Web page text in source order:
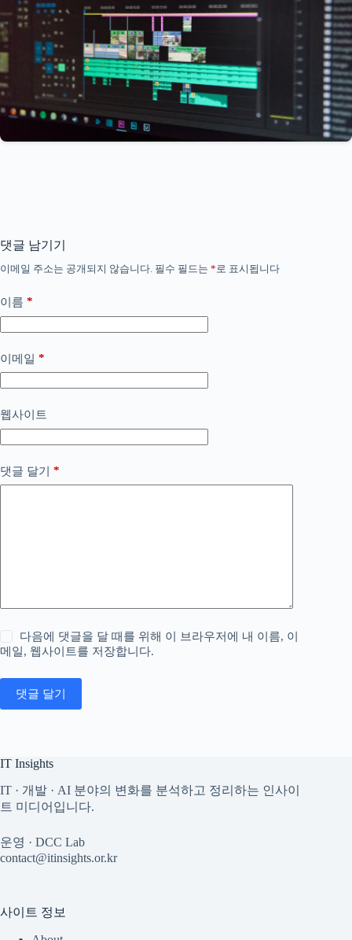
댓글 남기기
이메일 주소는 공개되지 않습니다. 필수 필드는 *로 표시됩니다
이름 *
이메일 *
웹사이트
댓글 달기 *
다음에 댓글을 달 때를 위해 이 브라우저에 내 이름, 이
메일, 웹사이트를 저장합니다.
댓글 달기
IT Insights
IT · 개발 · AI 분야의 변화를 분석하고 정리하는 인사이
트 미디어입니다.
운영 · DCC Lab
contact@itinsights.or.kr
사이트 정보